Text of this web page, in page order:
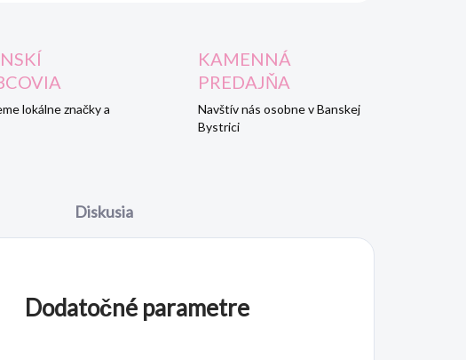
lokálne značky a
KAMENNÁ
PREDAJŇA
Navštív nás osobne v Banskej
Bystrici
Diskusia
Dodatočné parametre